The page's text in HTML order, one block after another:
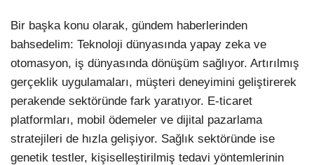
Bir başka konu olarak, gündem haberlerinden
bahsedelim: Teknoloji dünyasında yapay zeka ve
otomasyon, iş dünyasında dönüşüm sağlıyor. Artırılmış
gerçeklik uygulamaları, müşteri deneyimini geliştirerek
perakende sektöründe fark yaratıyor. E-ticaret
platformları, mobil ödemeler ve dijital pazarlama
stratejileri de hızla gelişiyor. Sağlık sektöründe ise
genetik testler, kişiselleştirilmiş tedavi yöntemlerinin